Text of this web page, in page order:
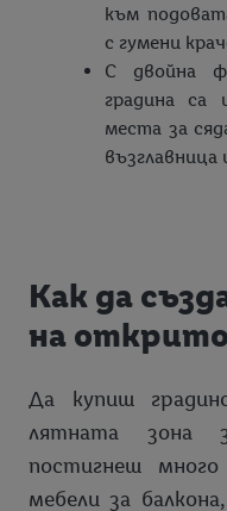
към
с гумени
С двойна
градина са
места за
възглавница
Как да
на
Да купиш
лятната зона
постигнеш
мебели за